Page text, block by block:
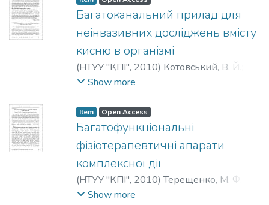
П.;Хайзель, У.;Сторчак, М.;Монтей, Г.
Филатов, Ю. Д.
Филатов, А. Ю.
Ящук, В.
П. ;Хайзель, У.;Сторчак, М.; Монтей, Г.
Багатоканальний прилад для
неінвазивних досліджень вмісту
кисню в організмі
(НТУУ "КПІ", 2010) Котовський, В. Й.
Осауленко, В. Л.
O. P.
Show more
Item Open Access
Багатофункціональні
фізіотерапевтичні апарати
комплексної дії
(НТУУ "КПІ", 2010)Терещенко, М. Ф.
Кулик, З. В.;Tereschenko, N. F.
Show more